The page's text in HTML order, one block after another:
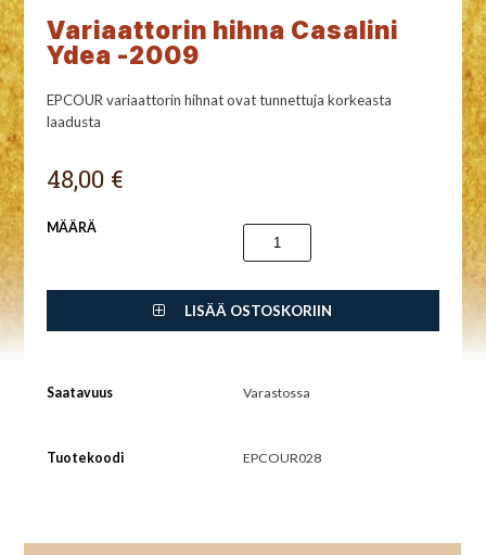
Variaattorin hihna Casalini
Ydea -2009
EPCOUR variaattorin hihnat ovat tunnettuja korkeasta
laadusta
48,00 €
MÄÄRÄ
LISÄÄ OSTOSKORIIN
Saatavuus Varastossa
Tuotekoodi EPCOUR028